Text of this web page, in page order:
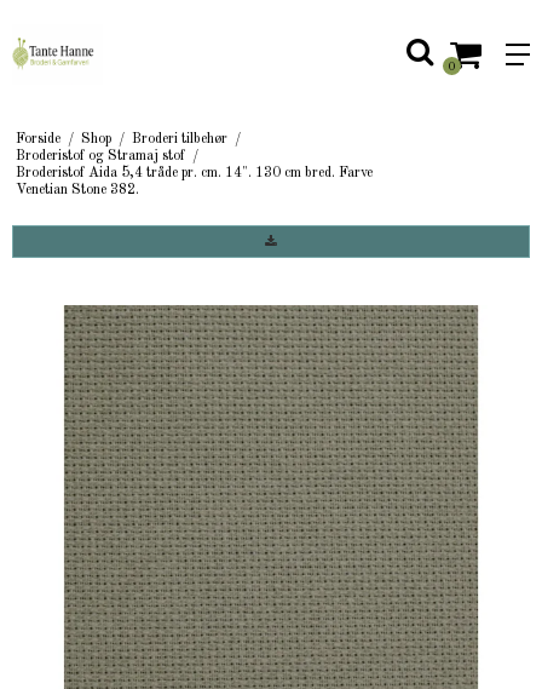
0
Forside / Shop / Broderi tilbehør
/
Broderistof og Stramaj stof /
Broderistof Aida 5,4 tråde pr. cm. 14". 130 cm bred. Farve
Venetian Stone 382.